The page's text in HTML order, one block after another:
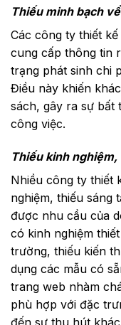
Thiếu minh bạch
Các công ty thiết
cung cấp thông tin
trạng phát sinh chi
Điều này khiến
sách, gây ra sự bất
công việc.
Thiếu kinh nghiệm,
Nhiều công ty thiết
nghiệm, thiếu sáng
được nhu cầu của
có kinh nghiệm
trường, thiếu kiến
dụng các mẫu có
trang web nhàm
phù hợp với đặc